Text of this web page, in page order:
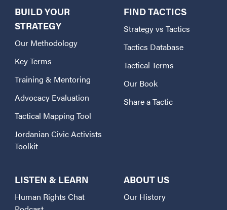
BUILD YOUR
STRATEGY
Our Methodology
Key Terms
Training & Mentoring
Advocacy Evaluation
Tactical Mapping Tool
Jordanian Civic Activists
Toolkit
FIND TACTICS
Strategy vs Tactics
Tactics Database
Tactical Terms
Our Book
Share a Tactic
LISTEN & LEARN
Human Rights Chat
ABOUT US
Our History